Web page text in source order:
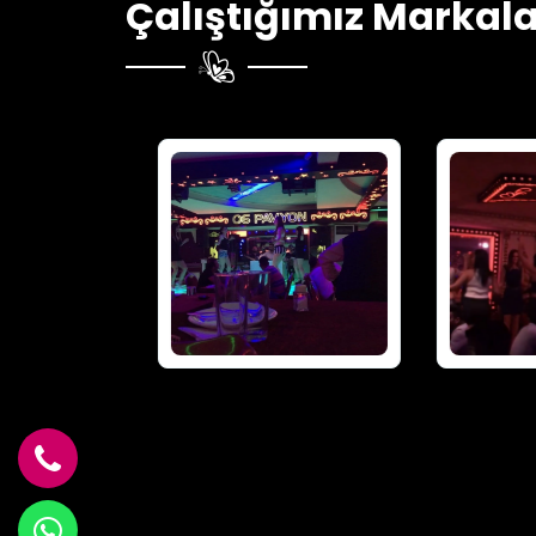
Çalıştığımız